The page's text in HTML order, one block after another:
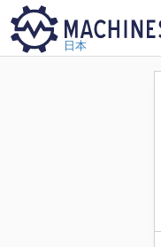
日本